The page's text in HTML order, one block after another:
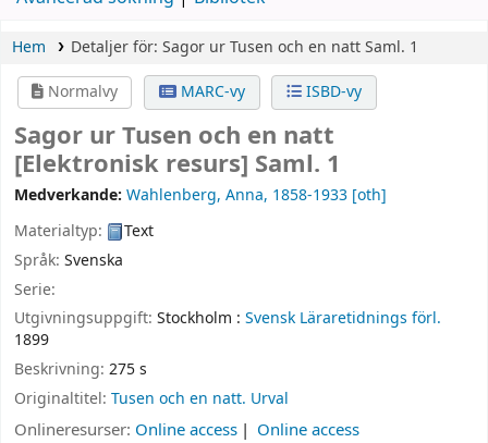
Hem Detaljer för: Sagor ur Tusen och en nattSaml. 1
Normalvy
MARC-vy ISBD-vy
Sagor ur Tusen och en natt
[Elektronisk resurs] Saml. 1
Medverkande: Wahlenberg, Anna, 1858-1933 [oth]
Materialtyp:
Text
Språk: Svenska
Serie:
Utgivningsuppgift: Stockholm : Svensk Läraretidnings förl.
1899
Beskrivning: 275 s
Originaltitel: Tusen och en natt. Urval
Onlineresurser: Online access Online access